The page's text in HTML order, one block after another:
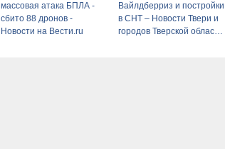
массовая атака БПЛА -
сбито 88 дронов -
Новости на Вести.ru
Вайлдберриз и постройки
в СНТ – Новости Твери и
городов Тверской области